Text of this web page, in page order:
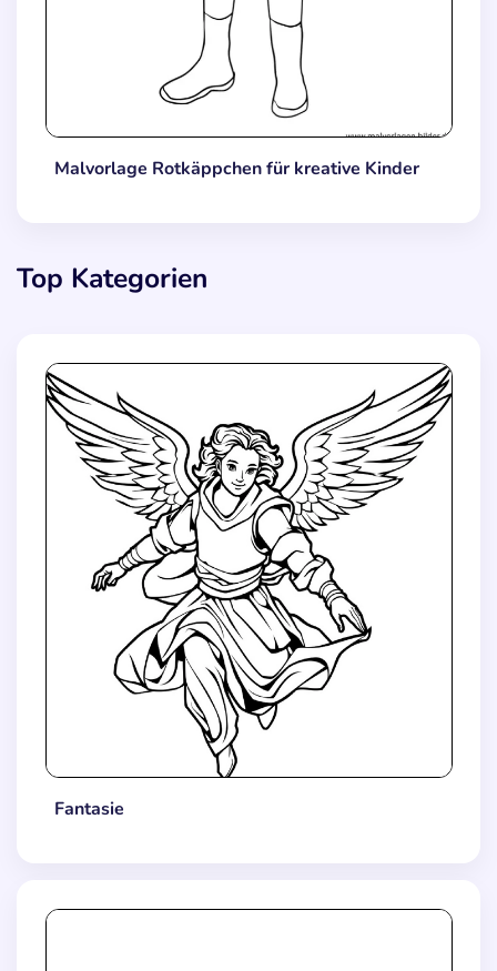
Malvorlage Rotkäppchen für kreative Kinder
Top Kategorien
Fantasie